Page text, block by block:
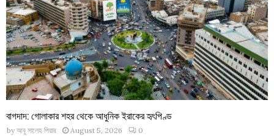
বাগদাদ: গোলাকার শহর থেকে আধুনিক ইরাকের হৃৎপিণ্ড
by আবু সালেহ পিয়ার August 5, 2026 0